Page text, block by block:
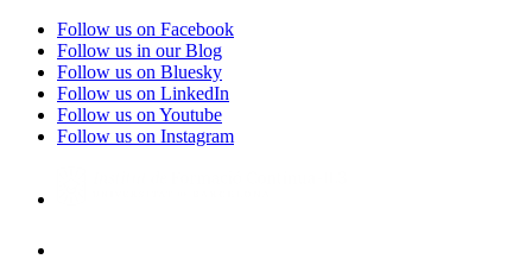
Follow us on Facebook
Follow us in our Blog
Follow us on Bluesky
Follow us on LinkedIn
Follow us on Youtube
Follow us on Instagram